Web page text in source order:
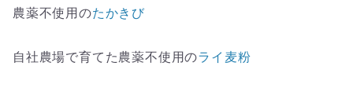
農薬不使用のたかきび
自社農場で育てた農薬不使用のライ麦粉